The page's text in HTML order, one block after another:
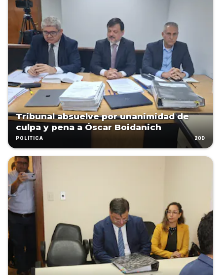
Tribunal absuelve por unanimidad de
culpa y pena a Óscar Boidanich
POLÍTICA 20D